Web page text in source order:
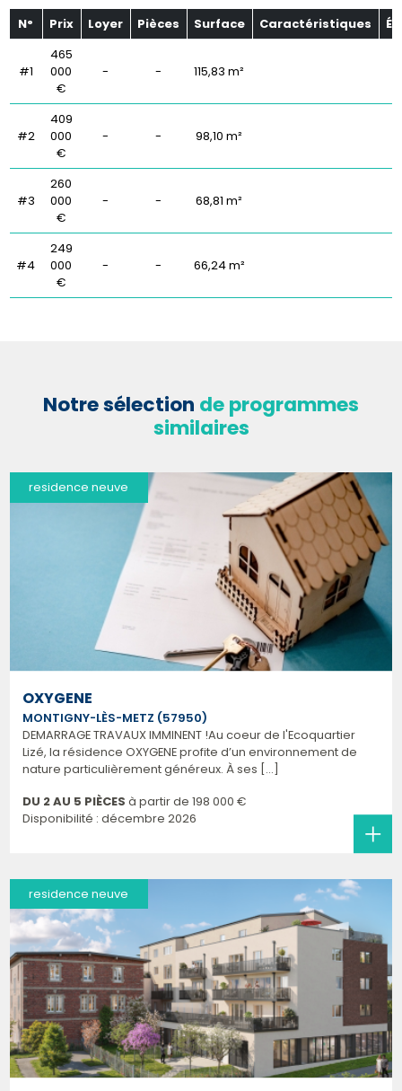
N° Prix Loyer Pièces Surface Caractéristiques
#1
465
000
€
- - 115,83 m²
#2
409
000
€
- - 98,10 m²
#3
260
000
€
- - 68,81 m²
#4
249
000
€
- - 66,24 m²
Notre sélection de programmes
similaires
residence neuve
OXYGENE
MONTIGNY-LÈS-METZ (57950)
DEMARRAGE TRAVAUX IMMINENT !Au coeur de l'Ecoquartier
Lizé, la résidence OXYGENE profite d’un environnement de
nature particulièrement généreux. À ses [...]
DU 2 AU 5 PIÈCES à partir de 198 000 €
Disponibilité : décembre 2026
residence neuve